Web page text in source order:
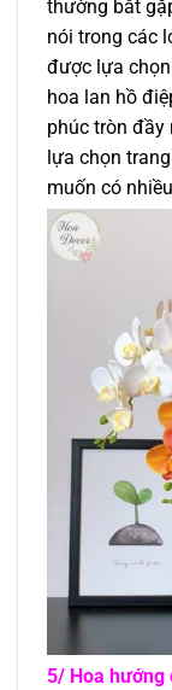
thường bắt
nói trong các
được lựa
hoa lan hồ
phúc tròn đầy
lựa chọn
muốn có
5/ Hoa hướng